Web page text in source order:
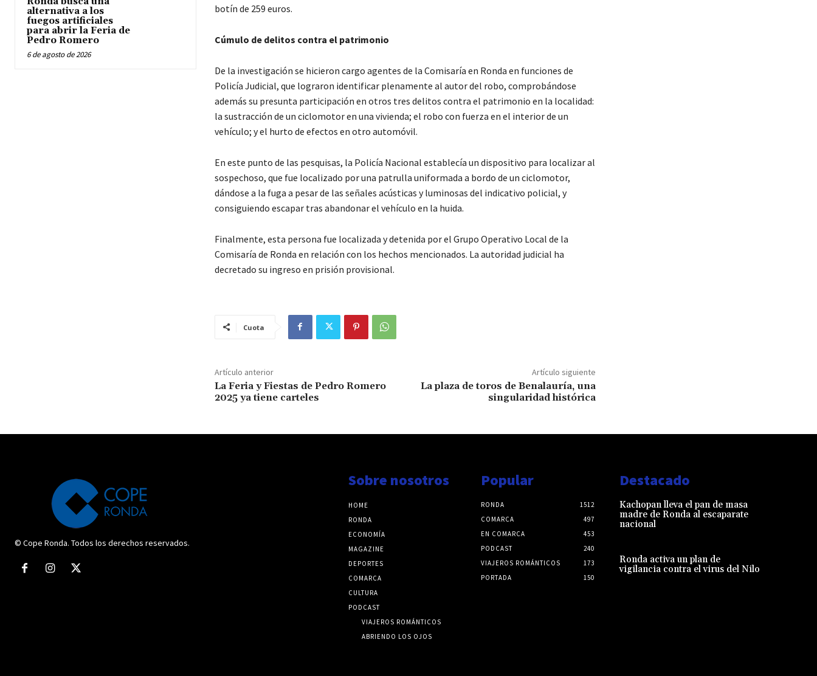
alternativa a los
fuegos artificiales
para abrir la Feria de
Pedro Romero
6 de agosto de 2026
botín de 259 euros.
Cúmulo de delitos contra el patrimonio
De la investigación se hicieron cargo agentes de la Comisaría en Ronda en funciones de
Policía Judicial, que lograron identificar plenamente al autor del robo, comprobándose
además su presunta participación en otros tres delitos contra el patrimonio en la localidad:
la sustracción de un ciclomotor en una vivienda; el robo con fuerza en el interior de un
vehículo; y el hurto de efectos en otro automóvil.
En este punto de las pesquisas, la Policía Nacional establecía un dispositivo para localizar al
sospechoso, que fue localizado por una patrulla uniformada a bordo de un ciclomotor,
dándose a la fuga a pesar de las señales acústicas y luminosas del indicativo policial, y
consiguiendo escapar tras abandonar el vehículo en la huida.
Finalmente, esta persona fue localizada y detenida por el Grupo Operativo Local de la
Comisaría de Ronda en relación con los hechos mencionados. La autoridad judicial ha
decretado su ingreso en prisión provisional.
Cuota
Artículo anterior
La Feria y Fiestas de Pedro Romero
2025 ya tiene carteles
Artículo siguiente
La plaza de toros de Benalauría, una
singularidad histórica
© Cope Ronda. Todos los derechos reservados.
Sobre nosotros
HOME
RONDA
ECONOMÍA
MAGAZINE
DEPORTES
COMARCA
CULTURA
PODCAST
VIAJEROS ROMÁNTICOS
ABRIENDO LOS OJOS
Popular
RONDA
1512
COMARCA
497
EN COMARCA
453
PODCAST
240
VIAJEROS ROMÁNTICOS
173
PORTADA
150
Destacado
Kachopan lleva el pan de masa
madre de Ronda al escaparate
nacional
Ronda activa un plan de
vigilancia contra el virus del Nilo